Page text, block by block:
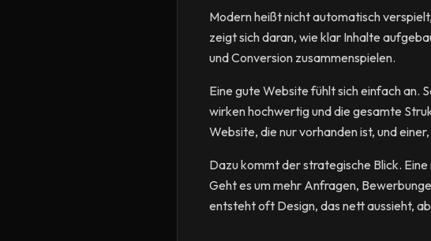
Modern heißt nicht automatisch
zeigt sich daran, wie klar Inhalte
und Conversion zusammenspielen.
Eine gute Website fühlt sich einfach an.
wirken hochwertig und die gesamte
Website, die nur vorhanden ist, und
Dazu kommt der strategische Blick.
Geht es um mehr Anfragen,
entsteht oft Design, das nett aussieht,